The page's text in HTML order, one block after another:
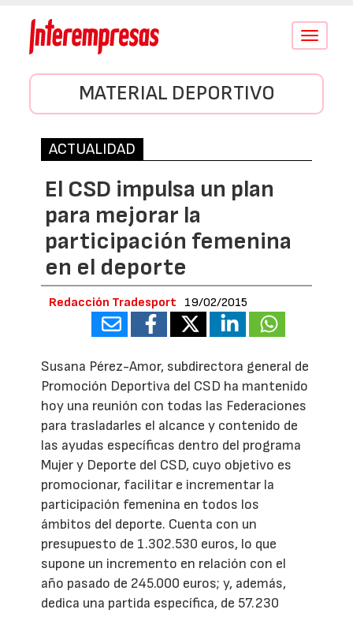
Conmutar
MATERIAL DEPORTIVO
ACTUALIDAD
El CSD impulsa un plan
para mejorar la
participación femenina
en el deporte
Redacción Tradesport 19/02/2015
Susana Pérez-Amor, subdirectora general de
Promoción Deportiva del CSD ha mantenido
hoy una reunión con todas las Federaciones
para trasladarles el alcance y contenido de
las ayudas específicas dentro del programa
Mujer y Deporte del CSD, cuyo objetivo es
promocionar, facilitar e incrementar la
participación femenina en todos los
ámbitos del deporte. Cuenta con un
presupuesto de 1.302.530 euros, lo que
supone un incremento en relación con el
año pasado de 245.000 euros; y, además,
dedica una partida específica, de 57.230